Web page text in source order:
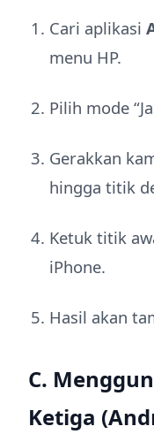
Cari aplikasi
menu HP.
Pilih mode
Gerakkan
hingga titik
Ketuk titik
iPhone.
Hasil akan
C.
Ketiga